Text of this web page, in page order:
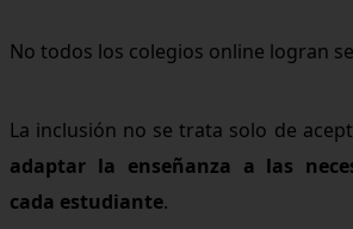
No todos los colegios online logran
La inclusión no se trata solo de
adaptar la enseñanza a las
cada estudiante.